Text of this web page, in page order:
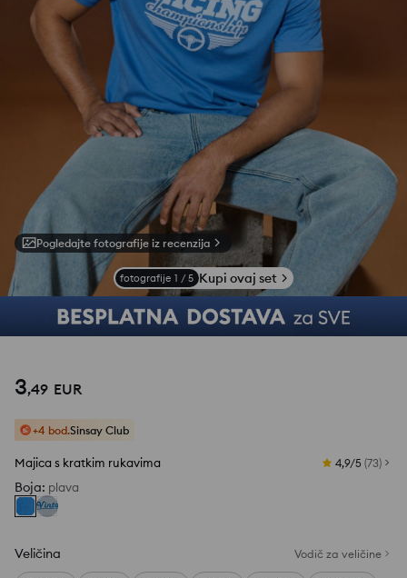
Pogledajte fotografije iz recenzija
fotografije 1 / 5 Kupi ovaj set
3,49 EUR
+4 bod.Sinsay Club
Majica s kratkim rukavima 4,9/5 (73)
Boja: plava
Veličina Vodič za veličine